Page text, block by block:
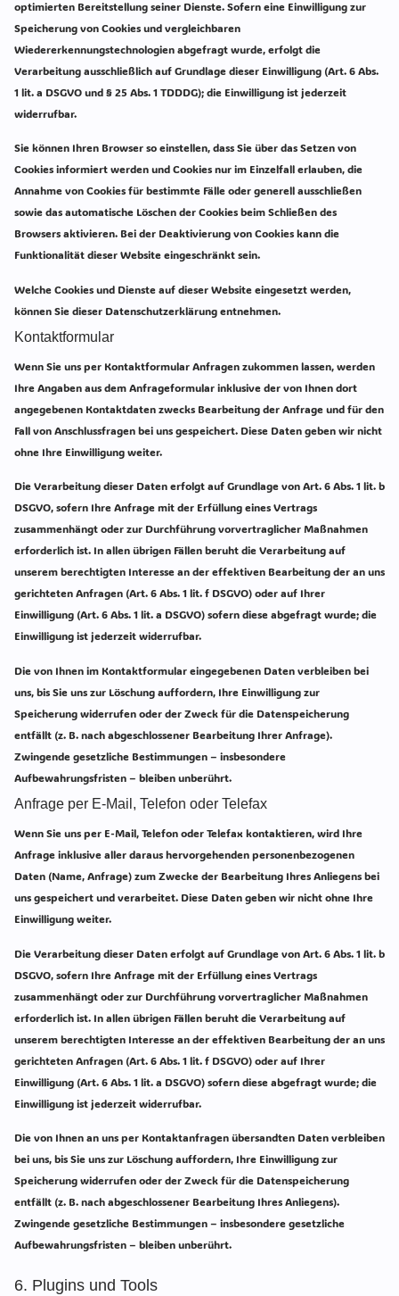
optimierten Bereitstellung seiner Dienste. Sofern eine Einwilligung zur
Speicherung von Cookies und vergleichbaren
Wiedererkennungstechnologien abgefragt wurde, erfolgt die
Verarbeitung ausschließlich auf Grundlage dieser Einwilligung (Art. 6 Abs.
1 lit. a DSGVO und § 25 Abs. 1 TDDDG); die Einwilligung ist jederzeit
widerrufbar.
Sie können Ihren Browser so einstellen, dass Sie über das Setzen von
Cookies informiert werden und Cookies nur im Einzelfall erlauben, die
Annahme von Cookies für bestimmte Fälle oder generell ausschließen
sowie das automatische Löschen der Cookies beim Schließen des
Browsers aktivieren. Bei der Deaktivierung von Cookies kann die
Funktionalität dieser Website eingeschränkt sein.
Welche Cookies und Dienste auf dieser Website eingesetzt werden,
können Sie dieser Datenschutzerklärung entnehmen.
Kontaktformular
Wenn Sie uns per Kontaktformular Anfragen zukommen lassen, werden
Ihre Angaben aus dem Anfrageformular inklusive der von Ihnen dort
angegebenen Kontaktdaten zwecks Bearbeitung der Anfrage und für den
Fall von Anschlussfragen bei uns gespeichert. Diese Daten geben wir nicht
ohne Ihre Einwilligung weiter.
Die Verarbeitung dieser Daten erfolgt auf Grundlage von Art. 6 Abs. 1 lit. b
DSGVO, sofern Ihre Anfrage mit der Erfüllung eines Vertrags
zusammenhängt oder zur Durchführung vorvertraglicher Maßnahmen
erforderlich ist. In allen übrigen Fällen beruht die Verarbeitung auf
unserem berechtigten Interesse an der effektiven Bearbeitung der an uns
gerichteten Anfragen (Art. 6 Abs. 1 lit. f DSGVO) oder auf Ihrer
Einwilligung (Art. 6 Abs. 1 lit. a DSGVO) sofern diese abgefragt wurde; die
Einwilligung ist jederzeit widerrufbar.
Die von Ihnen im Kontaktformular eingegebenen Daten verbleiben bei
uns, bis Sie uns zur Löschung auffordern, Ihre Einwilligung zur
Speicherung widerrufen oder der Zweck für die Datenspeicherung
entfällt (z. B. nach abgeschlossener Bearbeitung Ihrer Anfrage).
Zwingende gesetzliche Bestimmungen – insbesondere
Aufbewahrungsfristen – bleiben unberührt.
Anfrage per E-Mail, Telefon oder Telefax
Wenn Sie uns per E-Mail, Telefon oder Telefax kontaktieren, wird Ihre
Anfrage inklusive aller daraus hervorgehenden personenbezogenen
Daten (Name, Anfrage) zum Zwecke der Bearbeitung Ihres Anliegens bei
uns gespeichert und verarbeitet. Diese Daten geben wir nicht ohne Ihre
Einwilligung weiter.
Die Verarbeitung dieser Daten erfolgt auf Grundlage von Art. 6 Abs. 1 lit. b
DSGVO, sofern Ihre Anfrage mit der Erfüllung eines Vertrags
zusammenhängt oder zur Durchführung vorvertraglicher Maßnahmen
erforderlich ist. In allen übrigen Fällen beruht die Verarbeitung auf
unserem berechtigten Interesse an der effektiven Bearbeitung der an uns
gerichteten Anfragen (Art. 6 Abs. 1 lit. f DSGVO) oder auf Ihrer
Einwilligung (Art. 6 Abs. 1 lit. a DSGVO) sofern diese abgefragt wurde; die
Einwilligung ist jederzeit widerrufbar.
Die von Ihnen an uns per Kontaktanfragen übersandten Daten verbleiben
bei uns, bis Sie uns zur Löschung auffordern, Ihre Einwilligung zur
Speicherung widerrufen oder der Zweck für die Datenspeicherung
entfällt (z. B. nach abgeschlossener Bearbeitung Ihres Anliegens).
Zwingende gesetzliche Bestimmungen – insbesondere gesetzliche
Aufbewahrungsfristen – bleiben unberührt.
6. Plugins und Tools